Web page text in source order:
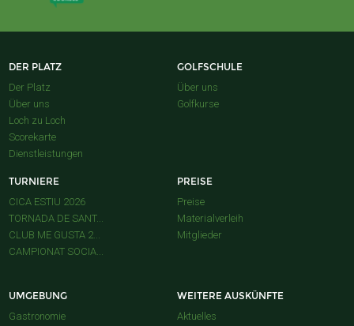
DER PLATZ
Der Platz
Über uns
Loch zu Loch
Scorekarte
Dienstleistungen
GOLFSCHULE
Über uns
Golfkurse
TURNIERE
CICA ESTIU 2026
TORNADA DE SANT...
CLUB ME GUSTA 2...
CAMPIONAT SOCIA...
PREISE
Preise
Materialverleih
Mitglieder
UMGEBUNG
Gastronomie
WEITERE AUSKÜNFTE
Aktuelles